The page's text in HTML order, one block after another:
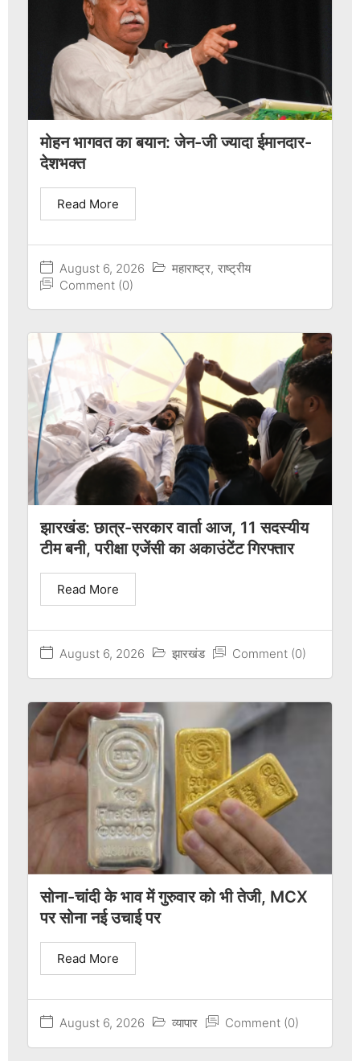
मोहन भागवत का बयान: जेन-जी ज्यादा ईमानदार-
देशभक्त
August 6, 2026 महाराष्ट्र, राष्ट्रीय
Comment (0)
Read More
झारखंड: छात्र-सरकार वार्ता आज, 11 सदस्यीय
टीम बनी, परीक्षा एजेंसी का अकाउंटेंट गिरफ्तार
August 6, 2026 झारखंड Comment (0)
Read More
सोना-चांदी के भाव में गुरुवार को भी तेजी, MCX
पर सोना नई उचाई पर
August 6, 2026 व्यापार Comment (0)
Read More